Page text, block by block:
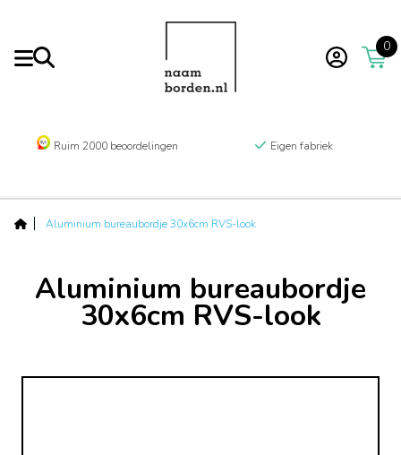
0
Ruim 2000 beoordelingen Eigen fabriek
Aluminium bureaubordje 30x6cm RVS-look
Aluminium bureaubordje
30x6cm RVS-look